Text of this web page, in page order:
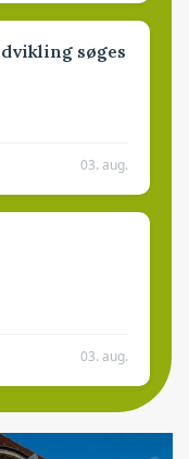
søges
03. aug.
03. aug.